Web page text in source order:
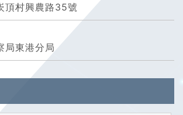
頂村興農路35號
局東港分局